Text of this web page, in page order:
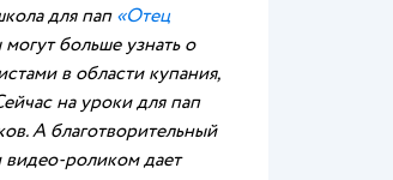
для пап «Отец
больше узнать о
в области купания,
на уроки для пап
А благотворительный
роликом дает